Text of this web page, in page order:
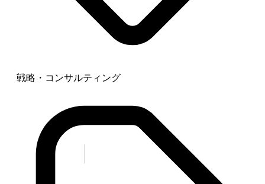
戦略・コンサルティング